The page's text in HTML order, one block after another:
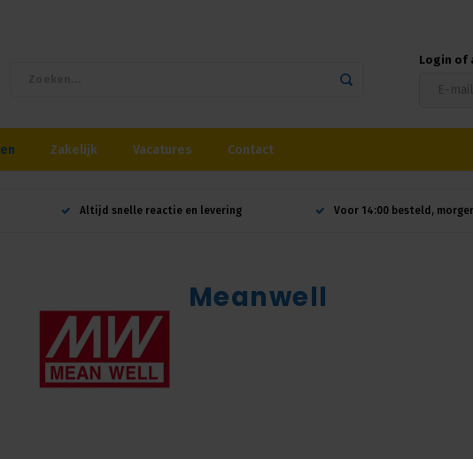
Login of
Zakelijk Vacatures Contact
Altijd snelle reactie en levering Voor 14:00 besteld,
Meanwell